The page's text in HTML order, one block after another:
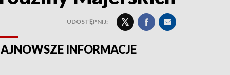
UDOSTĘPNIJ:
INFORMACJE